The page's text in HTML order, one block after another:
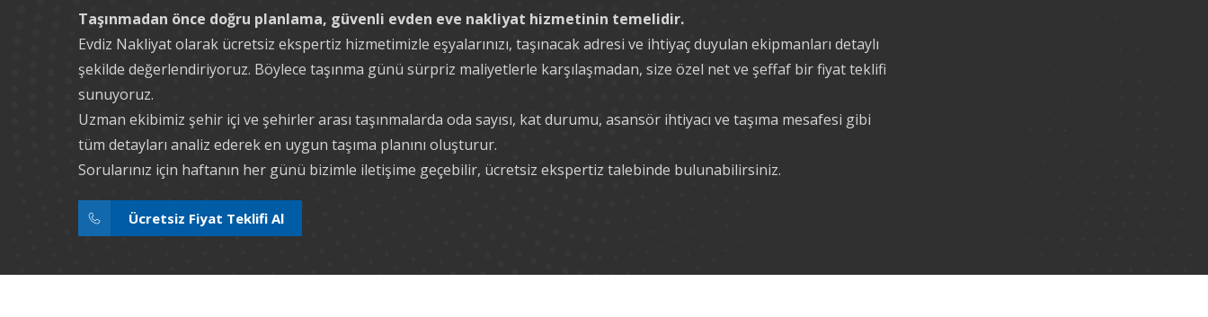
Taşınmadan önce doğru planlama, güvenli evden eve nakliyat hizmetinin temelidir.
Evdiz Nakliyat olarak ücretsiz ekspertiz hizmetimizle eşyalarınızı, taşınacak adresi ve ihtiyaç duyulan ekipmanları detaylı
şekilde değerlendiriyoruz. Böylece taşınma günü sürpriz maliyetlerle karşılaşmadan, size özel net ve şeffaf bir fiyat teklifi
sunuyoruz.
Uzman ekibimiz şehir içi ve şehirler arası taşınmalarda oda sayısı, kat durumu, asansör ihtiyacı ve taşıma mesafesi gibi
tüm detayları analiz ederek en uygun taşıma planını oluşturur.
Sorularınız için haftanın her günü bizimle iletişime geçebilir, ücretsiz ekspertiz talebinde bulunabilirsiniz.
Ücretsiz Fiyat Teklifi Al